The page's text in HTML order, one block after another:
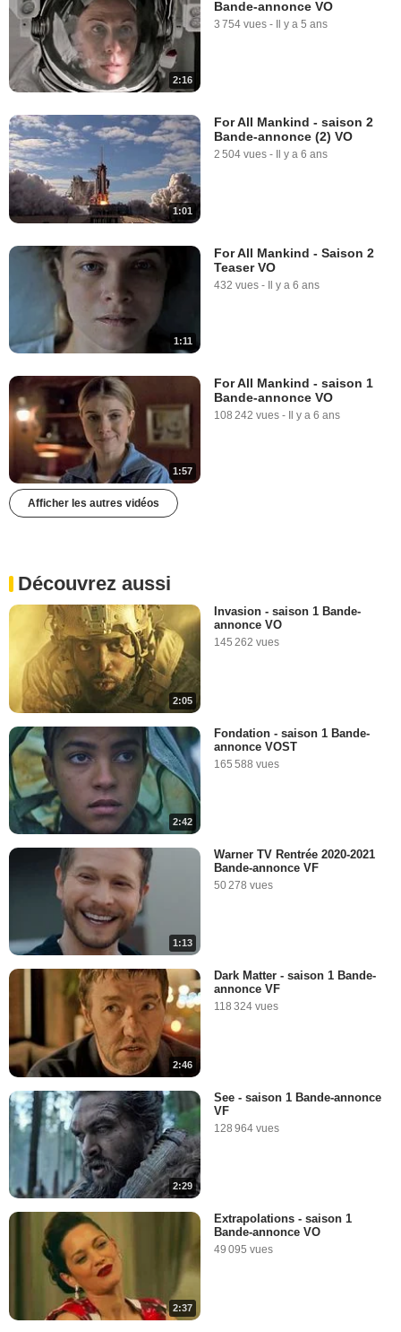
2:16
Bande-annonce VO
3 754 vues - Il y a 5 ans
1:01
For All Mankind - saison 2
Bande-annonce (2) VO
2 504 vues - Il y a 6 ans
1:11
For All Mankind - Saison 2
Teaser VO
432 vues - Il y a 6 ans
1:57
For All Mankind - saison 1
Bande-annonce VO
108 242 vues - Il y a 6 ans
Afficher les autres vidéos
Découvrez aussi
2:05
Invasion - saison 1 Bande-
annonce VO
145 262 vues
2:42
Fondation - saison 1 Bande-
annonce VOST
165 588 vues
1:13
Warner TV Rentrée 2020-2021
Bande-annonce VF
50 278 vues
2:46
Dark Matter - saison 1 Bande-
annonce VF
118 324 vues
2:29
See - saison 1 Bande-annonce
VF
128 964 vues
2:37
Extrapolations - saison 1
Bande-annonce VO
49 095 vues